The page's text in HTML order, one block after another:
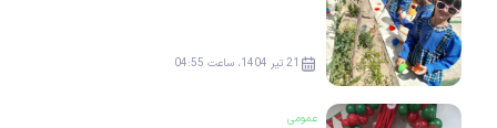
21 تیر 1404، ساعت 04:55
عمومی